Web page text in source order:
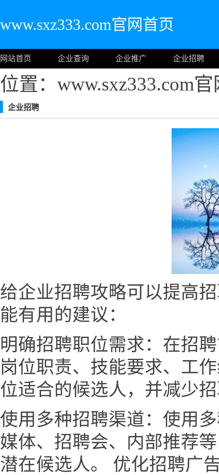
www.sxz333.com官网首页
网站首页 企业查询 企业推广 企业招聘
位置：www.sxz333.com
企业招聘
给企业招聘攻略可以提高
能有用的建议：
明确招聘职位需求：在招
岗位职责、技能要求、工
位适合的候选人，并减少
使用多种招聘渠道：使用
媒体、招聘会、内部推荐
潜在候选人。 优化招聘广